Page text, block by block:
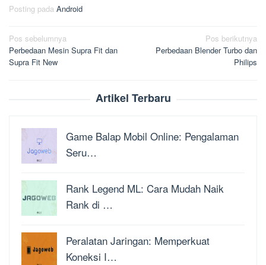
Posting pada Android
Navigasi
pos
Pos sebelumnya
Perbedaan Mesin Supra Fit dan
Supra Fit New
Pos berikutnya
Perbedaan Blender Turbo dan
Philips
Artikel Terbaru
Game Balap Mobil Online: Pengalaman
Seru…
Rank Legend ML: Cara Mudah Naik
Rank di …
Peralatan Jaringan: Memperkuat
Koneksi I…